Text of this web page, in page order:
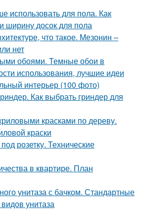
использовать для пола. Как
ширину досок для пола
что такое. Мезонин –
нет
обоями. Темные обои в
использования, лучшие идеи
интерьер (100 фото)
Как выбрать гриндер для
красками по дереву.
краски
розетку. Технические
в квартире. План
унитаза с бачком. Стандартные
унитаза